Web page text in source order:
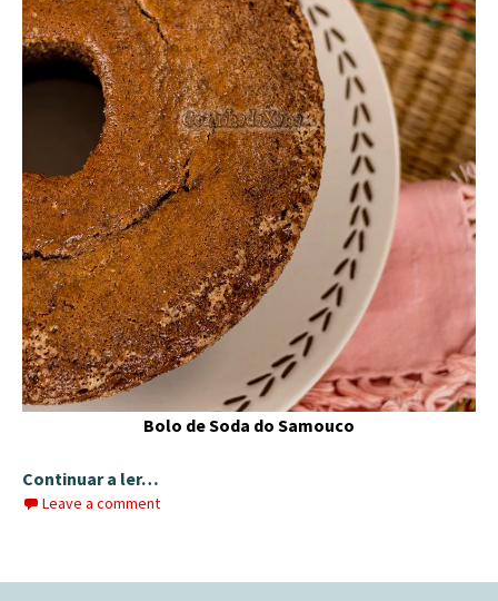
Bolo de Soda do Samouco
Continuar a ler…
Leave a comment